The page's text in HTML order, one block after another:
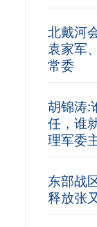
北戴河
袁家军
常委
胡锦涛:
任，谁
理军委
东部战
释放张